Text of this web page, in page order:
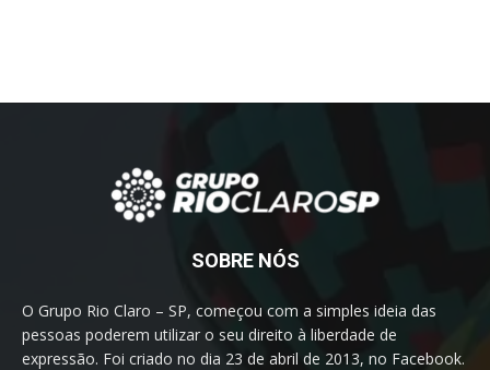
SOBRE NÓS
O Grupo Rio Claro – SP, começou com a simples ideia das
pessoas poderem utilizar o seu direito à liberdade de
expressão. Foi criado no dia 23 de abril de 2013, no Facebook.